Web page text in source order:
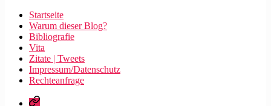
Startseite
Warum dieser Blog?
Bibliografie
Vita
Zitate | Tweets
Impressum/Datenschutz
Rechteanfrage
Startseite